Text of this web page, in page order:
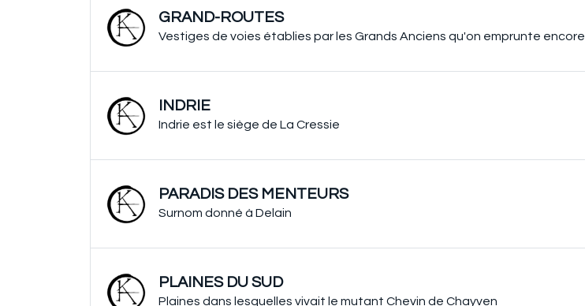
GRAND-ROUTES
Vestiges de voies établies par les Grands Anciens qu'on emprunte encore
INDRIE
Indrie est le siège de La Cressie
PARADIS DES MENTEURS
Surnom donné à Delain
PLAINES DU SUD
Plaines dans lesquelles vivait le mutant Chevin de Chayven